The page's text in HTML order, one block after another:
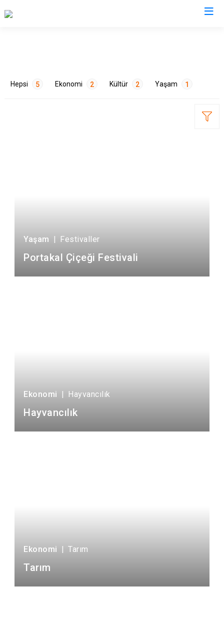
Hepsi 5 Ekonomi 2 Kültür 2 Yaşam 1
Yaşam | Festivaller
Portakal Çiçeği Festivali
Ekonomi | Hayvancılık
Hayvancılık
Ekonomi | Tarım
Tarım